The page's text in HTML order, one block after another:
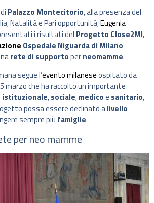
Palazzo Montecitorio, alla presenza del
Natalità e Pari opportunità,Eugenia
i risultati del Progetto Close2MI,
Ospedale Niguarda di Milano
rete di supportoperneomamme.
segue l’evento milaneseospitato da
marzo che ha raccolto un importante
istituzionale,sociale,medicoe sanitario,
possa essere declinato alivello
sempre più famiglie.
per neo mamme